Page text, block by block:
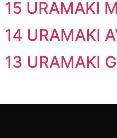
15 URAMAKI
14 URAMAKI
13 URAMAKI